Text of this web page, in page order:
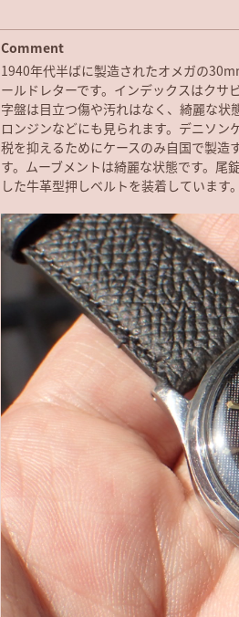
Comment
1940年代半ばに製造されたオメガの
ールドレターです。インデックスはクサ
字盤は目立つ傷や汚れはなく、綺麗な状
ロンジンなどにも見られます。デニソ
税を抑えるためにケースのみ自国で製造
す。ムーブメントは綺麗な状態です。尾
した牛革型押しベルトを装着しています